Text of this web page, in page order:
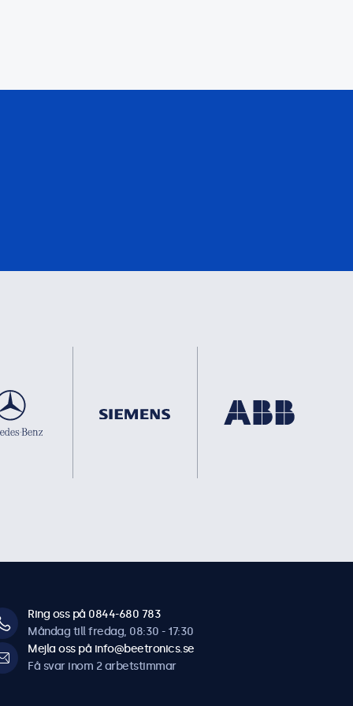
Ring oss på 0844-680 783
Måndag till fredag, 08:30 - 17:30
Mejla oss på info@beetronics.se
Få svar inom 2 arbetstimmar